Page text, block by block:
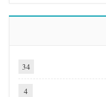
34
4